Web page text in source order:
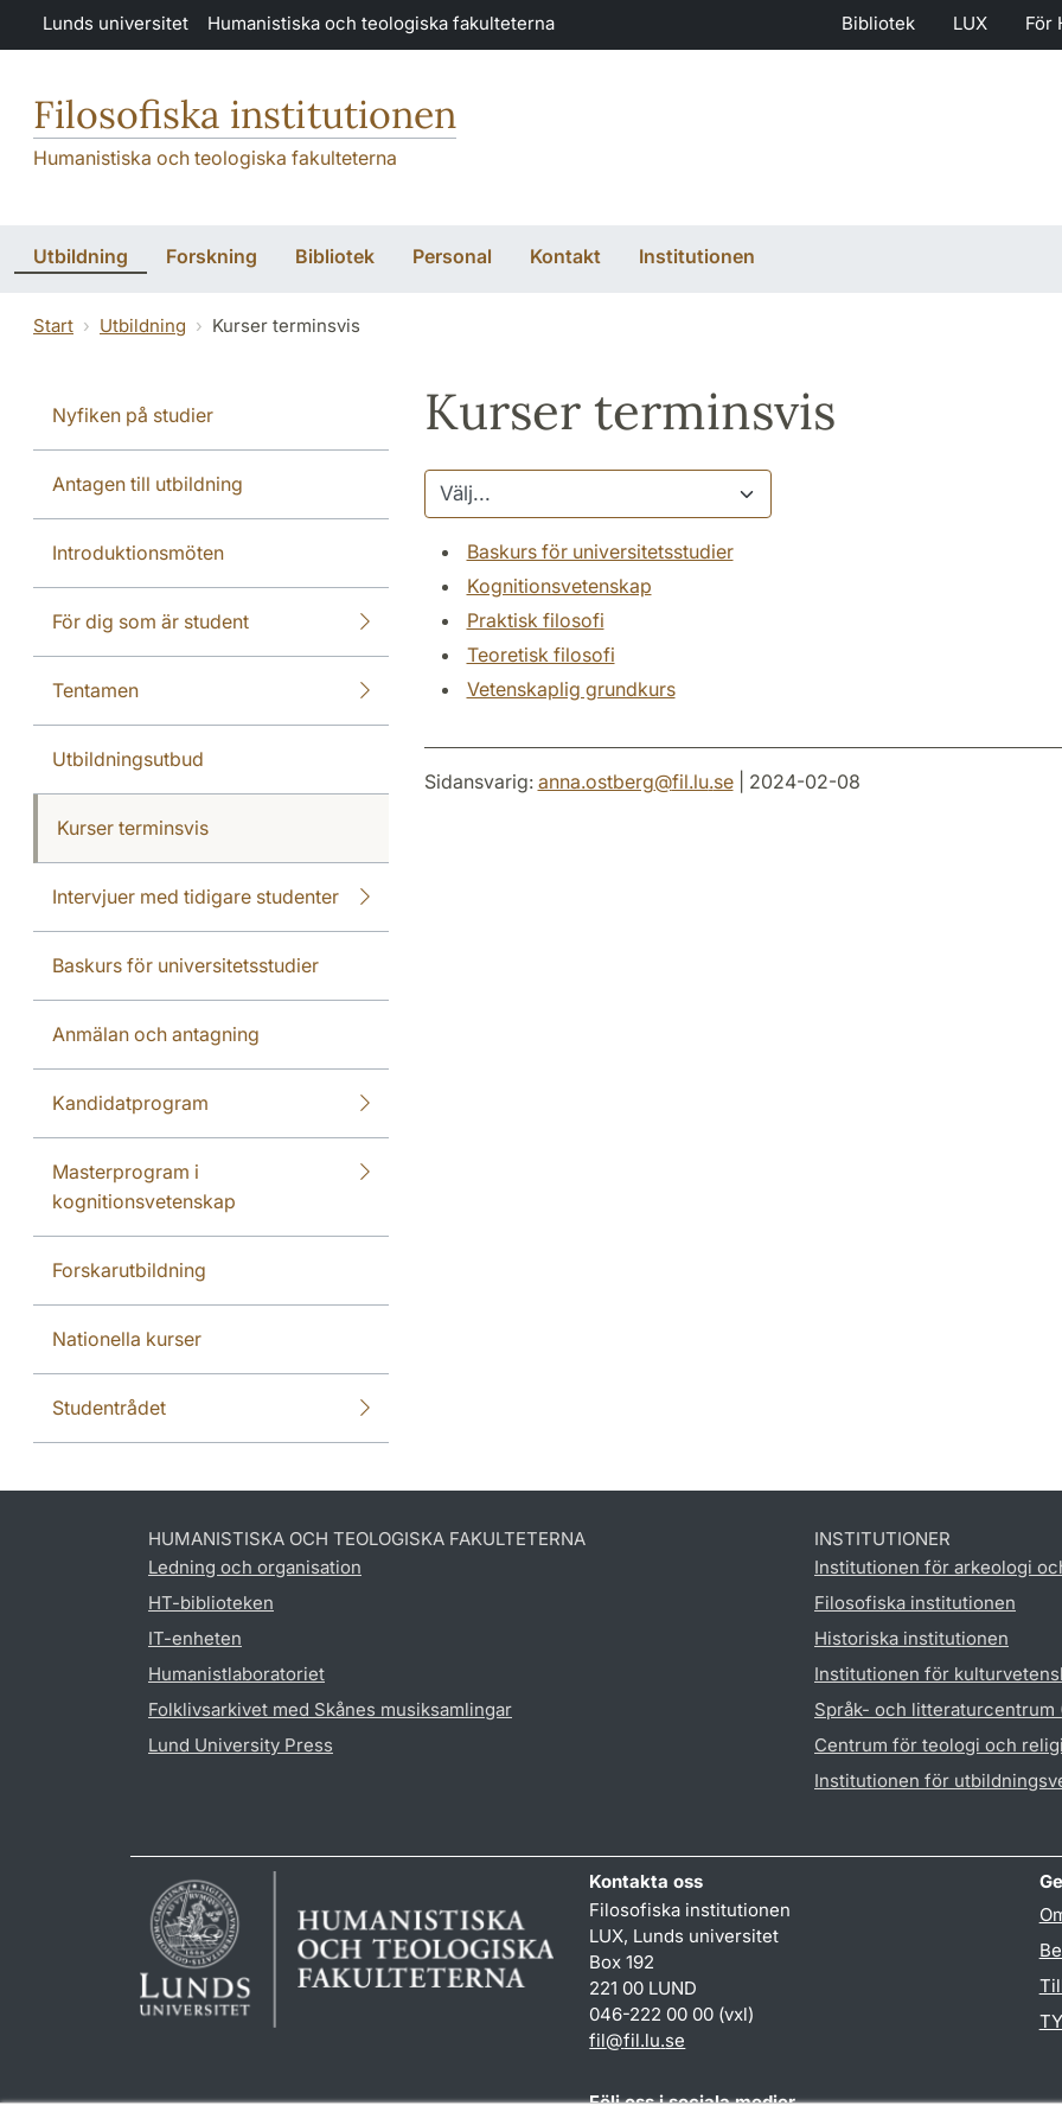
Hoppa till huvudinnehåll
Lunds universitet Humanistiska och teologiska fakulteterna Bibliotek LUX För
Filosofiska institutionen
Humanistiska och teologiska fakulteterna
Utbildning Forskning Bibliotek Personal Kontakt Institutionen
Start Utbildning Kurser terminsvis
Nyfiken på studier
Antagen till utbildning
Introduktionsmöten
För dig som är student
Tentamen
Utbildningsutbud
Kurser terminsvis
Intervjuer med tidigare studenter
Baskurs för universitetsstudier
Anmälan och antagning
Kandidatprogram
Masterprogram i
kognitionsvetenskap
Forskarutbildning
Nationella kurser
Studentrådet
Kurser terminsvis
Baskurs för universitetsstudier
Kognitionsvetenskap
Praktisk filosofi
Teoretisk filosofi
Vetenskaplig grundkurs
Sidansvarig: anna.ostberg@fil.lu.se| 2024-02-08
HUMANISTISKA OCH TEOLOGISKA FAKULTETERNA
Ledning och organisation
HT-biblioteken
IT-enheten
Humanistlaboratoriet
Folklivsarkivet med Skånes musiksamlingar
Lund University Press
INSTITUTIONER
Institutionen för arkeologi
Filosofiska institutionen
Historiska institutionen
Institutionen för
Språk- och litteraturcentrum
Centrum för teologi och
Institutionen för
Kontakta oss
Filosofiska institutionen
LUX, Lunds universitet
Box 192
221 00 LUND
046-222 00 00 (vxl)
fil@fil.lu.se
Följ oss i sociala medier